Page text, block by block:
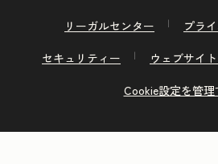
リーガルセンター
プラ
セキュリティー
ウェブサイ
Cookie設定を管理